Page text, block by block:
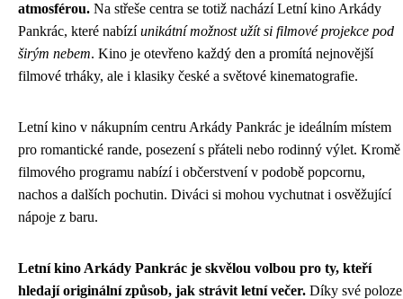
atmosférou. Na střeše centra se totiž nachází Letní kino Arkády
Pankrác, které nabízíunikátní možnost užít si filmové projekce pod
širým nebem. Kino je otevřeno každý den a promítá nejnovější
filmové trháky, ale i klasiky české a světové kinematografie.
Letní kino v nákupním centru Arkády Pankrác je ideálním místem
pro romantické rande, posezení s přáteli nebo rodinný výlet. Kromě
filmového programu nabízí i občerstvení v podobě popcornu,
nachos a dalších pochutin. Diváci si mohou vychutnat i osvěžující
nápoje z baru.
Letní kino Arkády Pankrác je skvělou volbou pro ty, kteří
hledají originální způsob, jak strávit letní večer. Díky své poloze